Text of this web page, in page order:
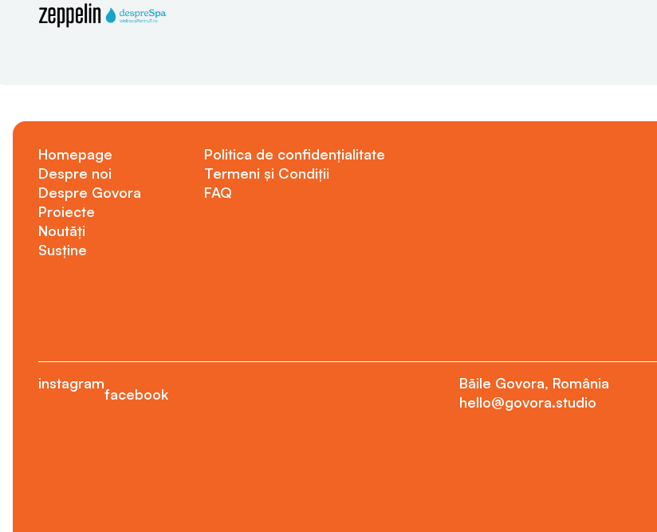
Homepage
Despre noi
Despre Govora
Proiecte
Noutăți
Susține
Politica de confidențialitate
Termeni și Condiții
FAQ
instagram
facebook
Băile Govora, România
hello@govora.studio